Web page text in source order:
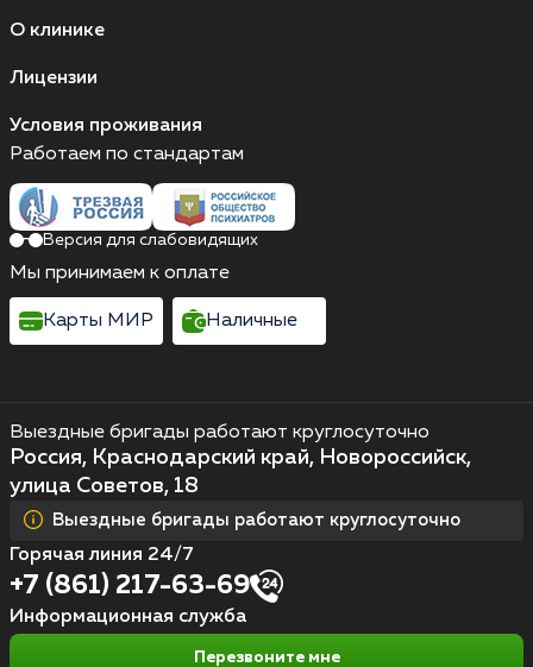
О клинике
Лицензии
Условия проживания
Выездные бригады работают круглосуточно
Россия, Краснодарский край, Новороссийск,
улица Советов, 18
Выездные бригады работают круглосуточно
Горячая линия 24/7
+7 (861) 217-63-69
Информационная служба
Перезвоните мне
Работаем по стандартам
Версия для слабовидящих
Мы принимаем к оплате
Карты МИР Наличные